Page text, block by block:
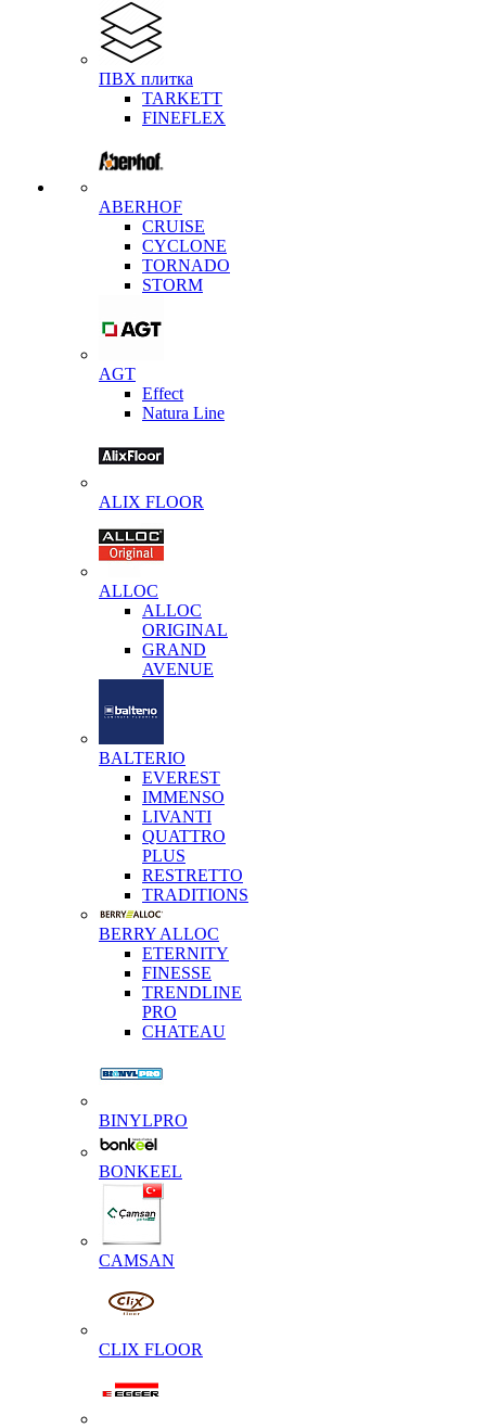
ПВХ плитка
TARKETT
FINEFLEX
ABERHOF
CRUISE
CYCLONE
TORNADO
STORM
AGT
Effect
Natura Line
ALIX FLOOR
ALLOC
ALLOC
ORIGINAL
GRAND
AVENUE
BALTERIO
EVEREST
IMMENSO
LIVANTI
QUATTRO
PLUS
RESTRETTO
TRADITIONS
BERRY ALLOC
ETERNITY
FINESSE
TRENDLINE
PRO
CHATEAU
BINYLPRO
BONKEEL
CAMSAN
CLIX FLOOR